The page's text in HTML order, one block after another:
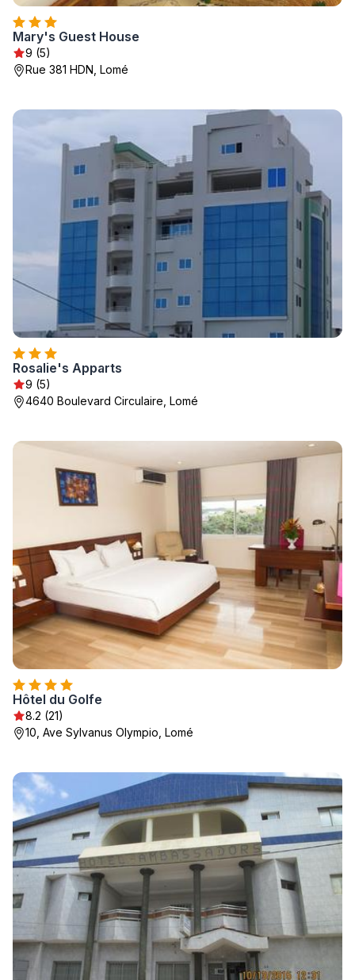
Mary's Guest House
9 (5)
Rue 381 HDN, Lomé
Rosalie's Apparts
9 (5)
4640 Boulevard Circulaire, Lomé
Hôtel du Golfe
8.2 (21)
10, Ave Sylvanus Olympio, Lomé